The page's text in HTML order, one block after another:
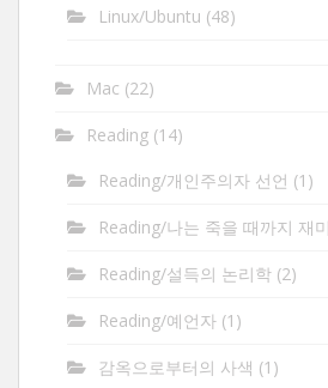
Linux/Ubuntu (48)
Mac (22)
Reading (14)
Reading/개인주의자 선언 (1)
Reading/나는 죽을 때까지 재
Reading/설득의 논리학 (2)
Reading/예언자 (1)
감옥으로부터의 사색 (1)